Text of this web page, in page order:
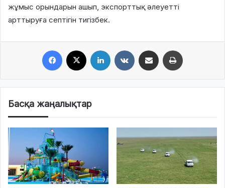
жұмыс орындарын ашып, экспорттық әлеуетті
арттыруға септігін тигізбек.
Басқа жаңалықтар